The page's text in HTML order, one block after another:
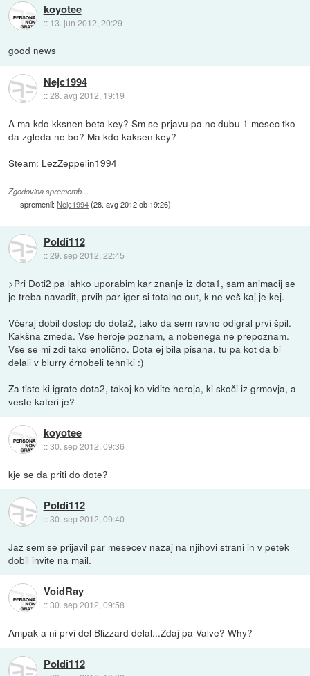
koyotee
:: 13. jun 2012, 20:29
good news
Nejc1994
::28. avg 2012, 19:19
A ma kdo kksnen beta key? Sm se prjavu pa nc dubu 1 mesec tko
da zgleda ne bo? Ma kdo kaksen key?
Steam: LezZeppelin1994
Zgodovina sprememb…
spremenil:Nejc1994(28. avg 2012 ob 19:26)
Poldi112
::29. sep 2012, 22:45
>Pri Doti2 pa lahko uporabim kar znanje iz dota1, sam animacij se
je treba navadit, prvih par iger si totalno out, k ne veš kaj je kej.
Včeraj dobil dostop do dota2, tako da sem ravno odigral prvi špil.
Kakšna zmeda. Vse heroje poznam, a nobenega ne prepoznam.
Vse se mi zdi tako enolično. Dota ej bila pisana, tu pa kot da bi
delali v blurry črnobeli tehniki :)
Za tiste ki igrate dota2, takoj ko vidite heroja, ki skoči iz grmovja, a
veste kateri je?
koyotee
::30. sep 2012, 09:36
kje se da priti do dote?
Poldi112
::30. sep 2012, 09:40
Jaz sem se prijavil par mesecev nazaj na njihovi strani in v petek
dobil invite na mail.
VoidRay
::30. sep 2012, 09:58
Ampak a ni prvi del Blizzard delal...Zdaj pa Valve? Why?
Poldi112